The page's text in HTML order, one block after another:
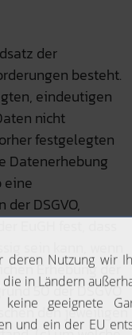
der
besteht.
eindeutigen
nicht
festgelegten
Datenerhebung
eine
DSGVO,
EuGH fest, dass
sein kann, wenn
Erhebung der
50 der DSGVO
den jeweiligen